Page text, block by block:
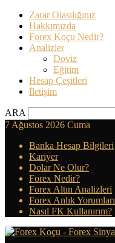
Zarar Olasılığınız
Hakkımızda
Forex Koçu Nedir?
Analizler
Doviz
Eğitim
Hesap Çeşitleri
İletişim
ARA
7 Ağustos 2026 Cuma
Banka Hesap Bilgileri
Kariyer
Dolar Ne Olur?
Forex Nedir?
Forex Altın Analizleri
Forex Anlık Yorumları
Nasıl FK Kullanırım?